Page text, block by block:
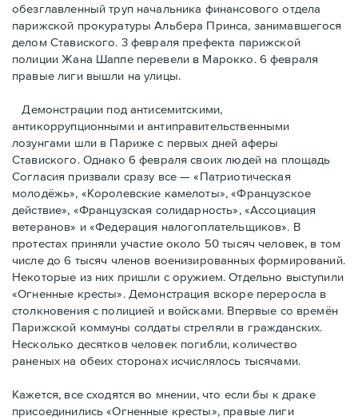
обезглавленный труп начальника финансового отдела
парижской прокуратуры Альбера Принса, занимавшегося
делом Cтавиского. 3 февраля префекта парижской
полиции Жана Шаппе перевели в Марокко. 6 февраля
правые лиги вышли на улицы.
Демонстрации под антисемитскими,
антикоррупционными и антиправительственными
лозунгами шли в Париже с первых дней аферы
Ставиского. Однако 6 февраля своих людей на площадь
Согласия призвали сразу все — «Патриотическая
молодёжь», «Королевские камелоты», «Французское
действие», «Французская солидарность», «Ассоциация
ветеранов» и «Федерация налогоплательщиков». В
протестах приняли участие около 50 тысяч человек, в том
числе до 6 тысяч членов военизированных формирований.
Некоторые из них пришли с оружием. Отдельно выступили
«Огненные кресты». Демонстрация вскоре переросла в
столкновения с полицией и войсками. Впервые со времён
Парижской коммуны солдаты стреляли в гражданских.
Несколько десятков человек погибли, количество
раненых на обеих сторонах исчислялось тысячами.
Кажется, все сходятся во мнении, что если бы к драке
присоединились «Огненные кресты», правые лиги